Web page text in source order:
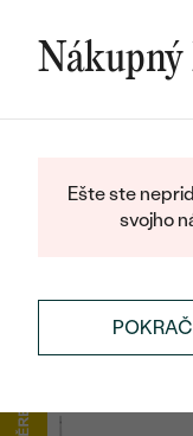
BLOGŠPERKY
NÁUŠNICE
Nákupný
Ešte ste
svojho